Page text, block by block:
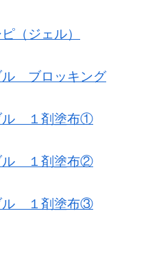
（ジェル）
ブロッキング
ル １剤塗布①
ル １剤塗布②
ル １剤塗布③